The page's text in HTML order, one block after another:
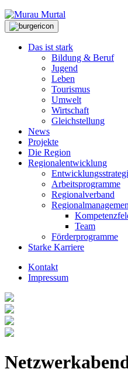
Das ist stark
Bildung & Beruf
Jugend
Leben
Tourismus
Umwelt
Wirtschaft
Gleichstellung
News
Projekte
Die Region
Regionalentwicklung
Arbeitsprogramme
Regionalverband
Team
Förderprogramme
Starke Karriere
Kontakt
Impressum